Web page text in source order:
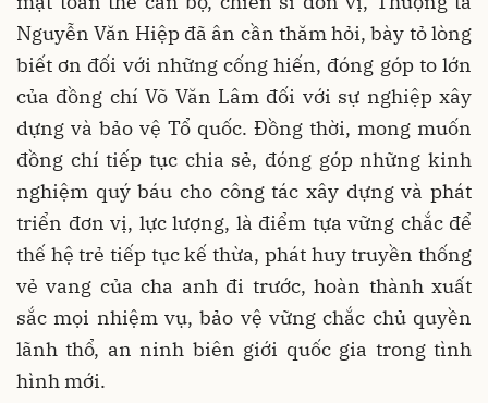
Nguyễn Văn Hiệp đã ân cần thăm hỏi, bày tỏ lòng
biết ơn đối với những cống hiến, đóng góp to lớn
của đồng chí Võ Văn Lâm đối với sự nghiệp xây
dựng và bảo vệ Tổ quốc. Đồng thời, mong muốn
đồng chí tiếp tục chia sẻ, đóng góp những kinh
nghiệm quý báu cho công tác xây dựng và phát
triển đơn vị, lực lượng, là điểm tựa vững chắc để
thế hệ trẻ tiếp tục kế thừa, phát huy truyền thống
vẻ vang của cha anh đi trước, hoàn thành xuất
sắc mọi nhiệm vụ, bảo vệ vững chắc chủ quyền
lãnh thổ, an ninh biên giới quốc gia trong tình
hình mới.